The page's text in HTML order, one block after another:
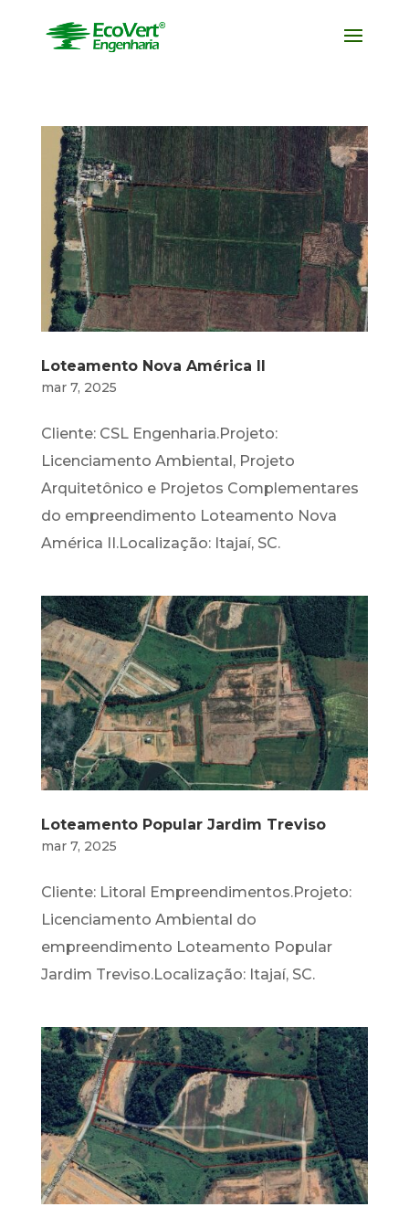
Loteamento Nova América II
mar 7, 2025
Cliente: CSL Engenharia.Projeto:
Licenciamento Ambiental, Projeto
Arquitetônico e Projetos Complementares
do empreendimento Loteamento Nova
América II.Localização: Itajaí, SC.
Loteamento Popular Jardim Treviso
mar 7, 2025
Cliente: Litoral Empreendimentos.Projeto:
Licenciamento Ambiental do
empreendimento Loteamento Popular
Jardim Treviso.Localização: Itajaí, SC.